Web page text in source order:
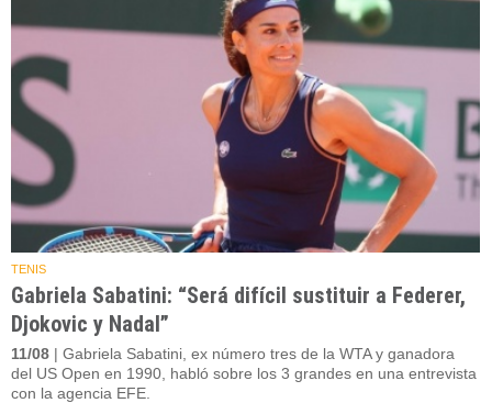
TENIS
Gabriela Sabatini: “Será difícil sustituir a Federer,
Djokovic y Nadal”
11/08 | Gabriela Sabatini, ex número tres de la WTA y ganadora
del US Open en 1990, habló sobre los 3 grandes en una entrevista
con la agencia EFE.